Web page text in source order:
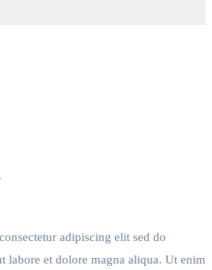
adipiscing elit sed do
labore et dolore magna aliqua. Ut enim